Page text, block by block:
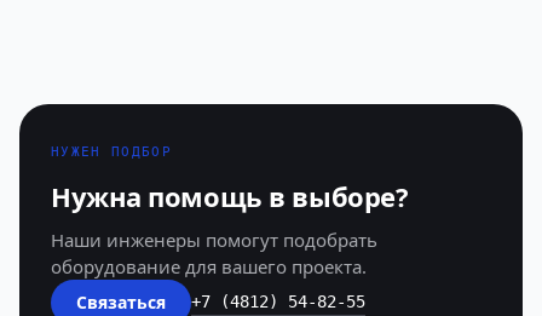
НУЖЕН ПОДБОР
Нужна помощь в выборе?
Наши инженеры помогут подобрать
оборудование для вашего проекта.
Связаться +7 (4812) 54-82-55